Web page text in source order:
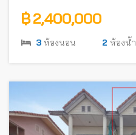
฿ 2,400,000
3 ห้องนอน 2 ห้องน้ำ